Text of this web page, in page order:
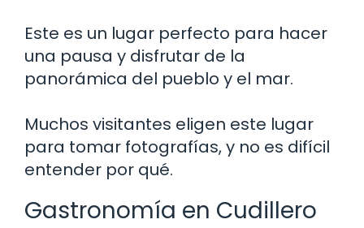
Este es un lugar perfecto para hacer
una pausa y disfrutar de la
panorámica del pueblo y el mar.
Muchos visitantes eligen este lugar
para tomar fotografías, y no es difícil
entender por qué.
Gastronomía en Cudillero